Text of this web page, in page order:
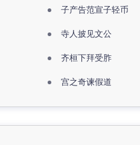
子产告范宣子轻币
寺人披见文公
齐桓下拜受胙
宫之奇谏假道